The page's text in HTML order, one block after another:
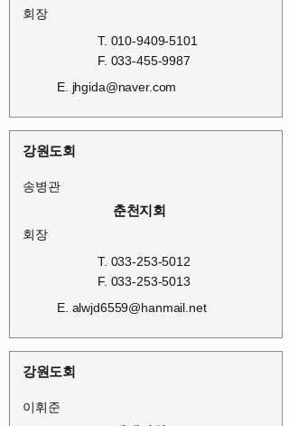
회장
T. 010-9409-5101
F. 033-455-9987
E. jhgida@naver.com
강원도회
송병관
춘천지회
회장
T. 033-253-5012
F. 033-253-5013
E. alwjd6559@hanmail.net
강원도회
이휘준